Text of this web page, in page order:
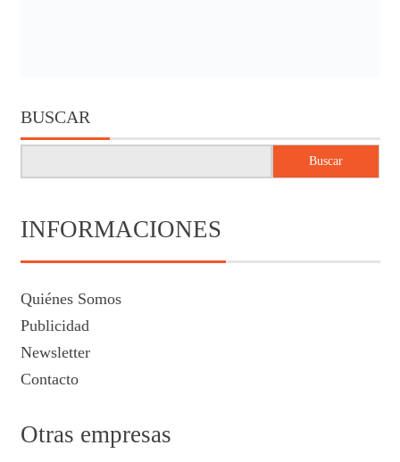
BUSCAR
Buscar
INFORMACIONES
Quiénes Somos
Publicidad
Newsletter
Contacto
Otras empresas